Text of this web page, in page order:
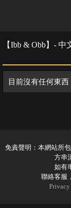
【Ibb & Obb】- 中
目前沒有任何東西
免責聲明：本網站所
方串
如有
聯絡客服
Privacy